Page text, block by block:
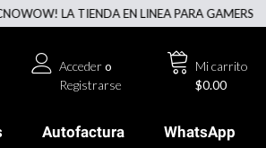
LA TIENDA EN LINEA PARA GAMERS -
Mi carrito
$0.00
Accedero
Registrarse
Autofactura WhatsApp